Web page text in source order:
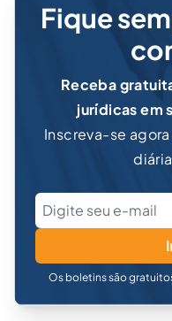
Fique
Receba
jurídicas em
Inscreva-se
Os boletins são